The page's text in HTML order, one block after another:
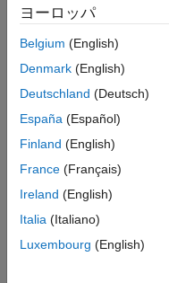
換します。
この関数を使用するに
指定されたシステ
ません。
指定されたサブシ
指定されたシステ
りません。
指定されたサブシ
なりません。その
ヨーロッパ
Belgium (English)
Denmark (English)
Deutschland (Deutsch)
España (Español)
Finland (English)
France (Français)
Ireland (English)
Italia (Italiano)
Luxembourg (English)